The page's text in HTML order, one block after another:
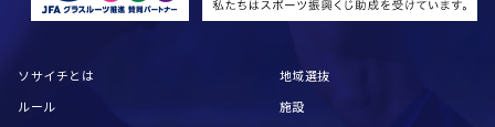
ソサイチとは
ルール
地域選抜
施設